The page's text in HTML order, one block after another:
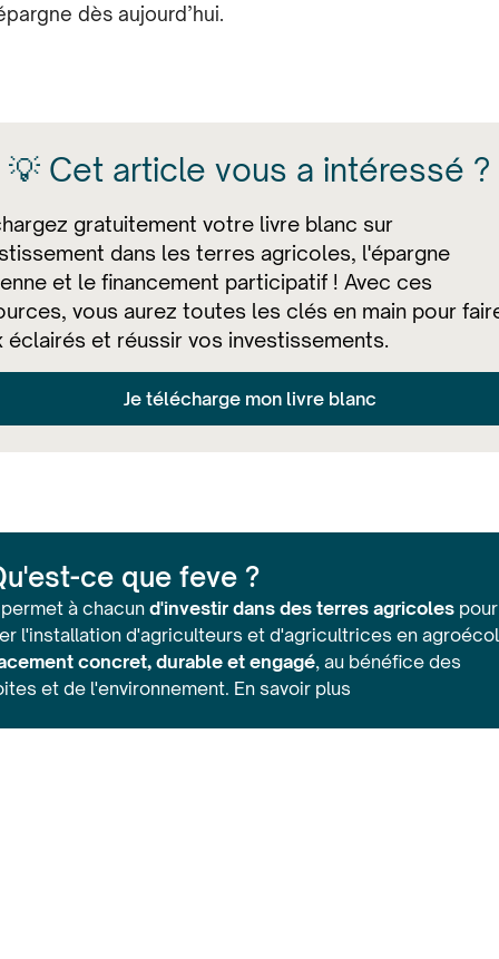
dès aujourd’hui.
💡 Cet article vous a intéressé ?
gratuitement votre livre blanc sur
dans les terres agricoles, l'épargne
et le financement participatif ! Avec ces
vous aurez toutes les clés en main pour
éclairés et réussir vos investissements.
Je télécharge mon livre blanc
ce que feve ?
permet à chacun d'investir dans des terres agricolespour
l'installation d'agriculteurs et d'agricultrices en
concret, durable et engagé, au bénéfice des
et de l'environnement. En savoir plus